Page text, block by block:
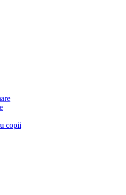
copii